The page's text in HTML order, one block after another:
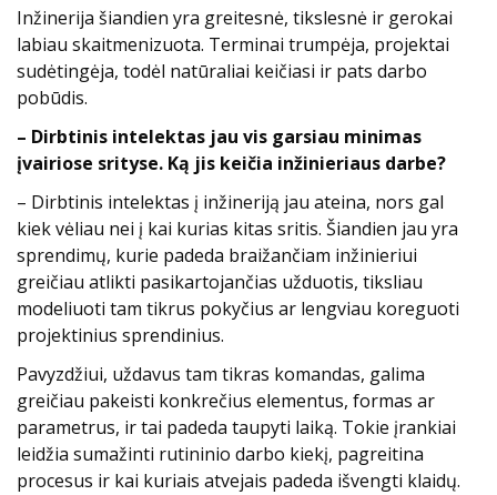
Inžinerija šiandien yra greitesnė, tikslesnė ir gerokai
labiau skaitmenizuota. Terminai trumpėja, projektai
sudėtingėja, todėl natūraliai keičiasi ir pats darbo
pobūdis.
– Dirbtinis intelektas jau vis garsiau minimas
įvairiose srityse. Ką jis keičia inžinieriaus darbe?
– Dirbtinis intelektas į inžineriją jau ateina, nors gal
kiek vėliau nei į kai kurias kitas sritis. Šiandien jau yra
sprendimų, kurie padeda braižančiam inžinieriui
greičiau atlikti pasikartojančias užduotis, tiksliau
modeliuoti tam tikrus pokyčius ar lengviau koreguoti
projektinius sprendinius.
Pavyzdžiui, uždavus tam tikras komandas, galima
greičiau pakeisti konkrečius elementus, formas ar
parametrus, ir tai padeda taupyti laiką. Tokie įrankiai
leidžia sumažinti rutininio darbo kiekį, pagreitina
procesus ir kai kuriais atvejais padeda išvengti klaidų.